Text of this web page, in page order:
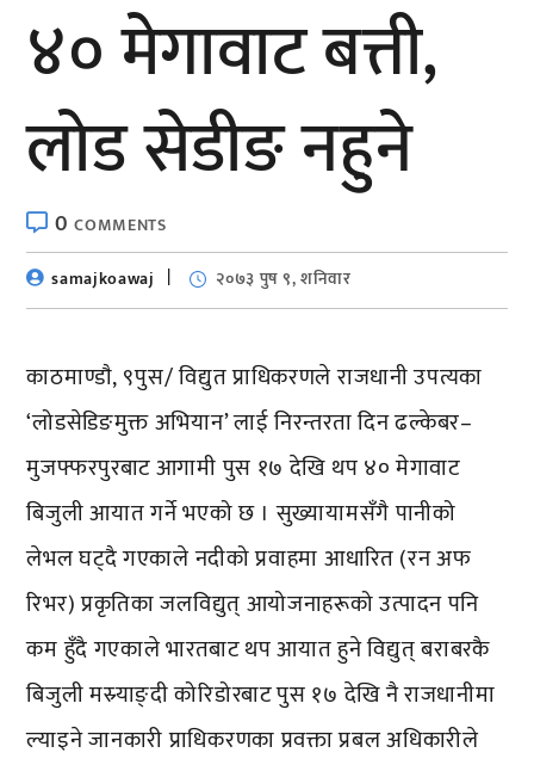
४० मेगावाट बत्ती,
लाेड सेडीङ नहुने
0COMMENTS
samajkoawaj
२०७३ पुष ९, शनिवार
काठमाण्डाै, ९पुस/ विद्युत प्राधिकरणले राजधानी उपत्यका
‘लोडसेडिङमुक्त अभियान’ लाई निरन्तरता दिन ढल्केबर–
मुजफ्फरपुरबाट आगामी पुस १७ देखि थप ४० मेगावाट
बिजुली आयात गर्ने भएको छ । सुख्यायामसँगै पानीको
लेभल घट्दै गएकाले नदीको प्रवाहमा आधारित (रन अफ
रिभर) प्रकृतिका जलविद्युत् आयोजनाहरूको उत्पादन पनि
कम हुँदै गएकाले भारतबाट थप आयात हुने विद्युत् बराबरकै
बिजुली मस्र्याङ्दी कोरिडोरबाट पुस १७ देखि नै राजधानीमा
ल्याइने जानकारी प्राधिकरणका प्रवक्ता प्रबल अधिकारीले